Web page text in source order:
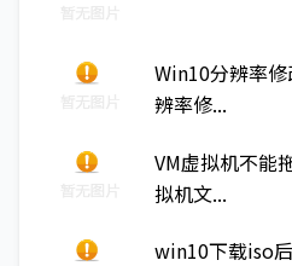
Win10分辨率
辨率修...
VM虚拟机不能
拟机文...
win10下载iso